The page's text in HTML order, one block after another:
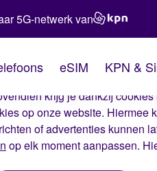
Simyo
website. Met deze cookies
krijg je dankzij
op onze website. Hiermee
of advertenties kunnen
op elk moment aanpassen.
5G-netwerk van
eSIM KPN &